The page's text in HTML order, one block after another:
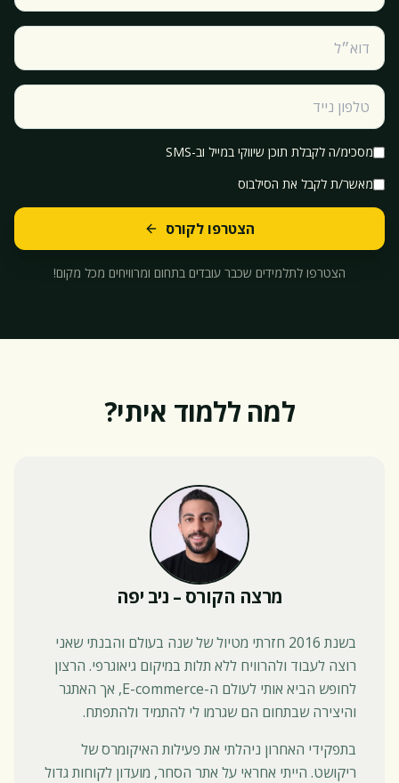
מסכימ/ה לקבלת תוכן שיווקי במייל וב-SMS
מאשר/ת לקבל את הסילבוס
הצטרפו לקורס
הצטרפו לתלמידים שכבר עובדים בתחום ומרוויחים מכל מקום!
למה ללמוד איתי?
מרצה הקורס – ניב יפה
בשנת 2016 חזרתי מטיול של שנה בעולם והבנתי שאני
רוצה לעבוד ולהרוויח ללא תלות במיקום גיאוגרפי. הרצון
לחופש הביא אותי לעולם ה-E-commerce, אך האתגר
והיצירה שבתחום הם שגרמו לי להתמיד ולהתפתח.
בתפקידי האחרון ניהלתי את פעילות האיקומרס של
ריקושט. הייתי אחראי על אתר הסחר, מועדון לקוחות גדול